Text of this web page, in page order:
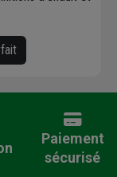
Paiement
sécurisé